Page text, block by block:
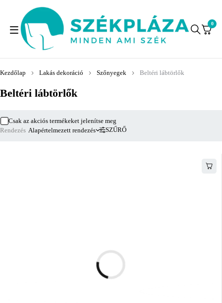
0
Beltéri lábtörlők
Kezdőlap Lakás dekoráció Szőnyegek Beltéri lábtörlők
SZŰRŐ
Csak az akciós termékeket jelenítse meg
Rendezés Alapértelmezett rendezés